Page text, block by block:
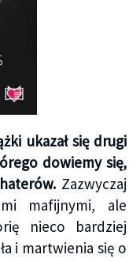
ukazał się drugi
dowiemy się,
Zazwyczaj
mafijnymi, ale
nieco bardziej
i martwienia się o